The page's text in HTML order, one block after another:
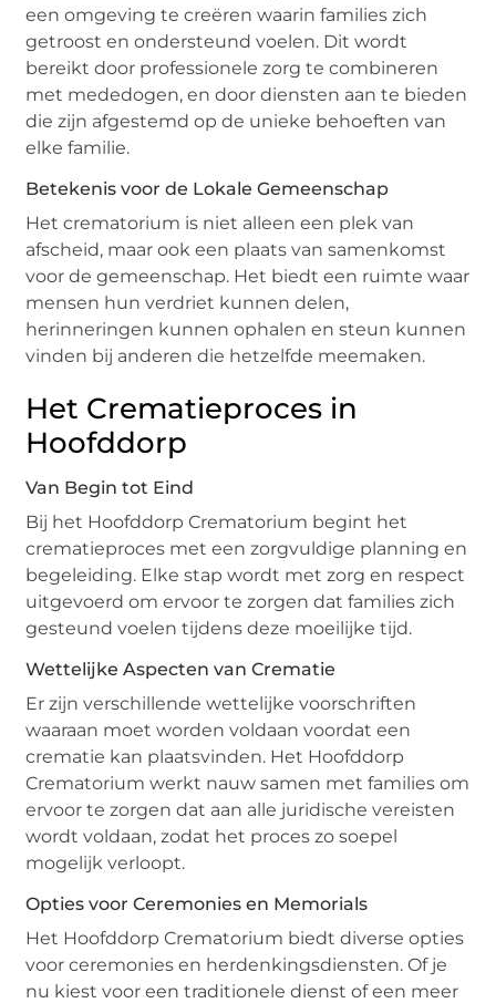
een omgeving te creëren waarin families zich
getroost en ondersteund voelen. Dit wordt
bereikt door professionele zorg te combineren
met mededogen, en door diensten aan te bieden
die zijn afgestemd op de unieke behoeften van
elke familie.
Betekenis voor de Lokale Gemeenschap
Het crematorium is niet alleen een plek van
afscheid, maar ook een plaats van samenkomst
voor de gemeenschap. Het biedt een ruimte waar
mensen hun verdriet kunnen delen,
herinneringen kunnen ophalen en steun kunnen
vinden bij anderen die hetzelfde meemaken.
Het Crematieproces in
Hoofddorp
Van Begin tot Eind
Bij het Hoofddorp Crematorium begint het
crematieproces met een zorgvuldige planning en
begeleiding. Elke stap wordt met zorg en respect
uitgevoerd om ervoor te zorgen dat families zich
gesteund voelen tijdens deze moeilijke tijd.
Wettelijke Aspecten van Crematie
Er zijn verschillende wettelijke voorschriften
waaraan moet worden voldaan voordat een
crematie kan plaatsvinden. Het Hoofddorp
Crematorium werkt nauw samen met families om
ervoor te zorgen dat aan alle juridische vereisten
wordt voldaan, zodat het proces zo soepel
mogelijk verloopt.
Opties voor Ceremonies en Memorials
Het Hoofddorp Crematorium biedt diverse opties
voor ceremonies en herdenkingsdiensten. Of je
nu kiest voor een traditionele dienst of een meer